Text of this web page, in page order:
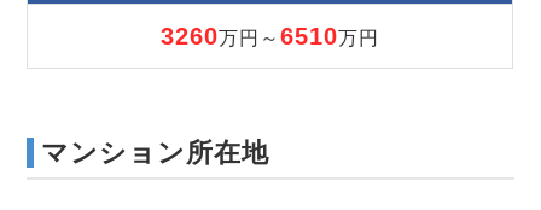
3260万円～6510万円
マンション所在地